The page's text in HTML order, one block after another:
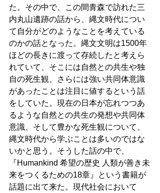
た。その中で、この間青森で訪れた三
内丸山遺跡の話から、縄文時代につい
て自分がどのようなことを考えている
のかの話となった。縄文文明は1500年
ほどの長きに渡って存続したと考えら
れていて、そこには自然との共生や独
自の死生観、さらには強い共同体意識
があったことは注目に値するという話
をしていた。現在の日本が忘れつつあ
るような自然との共生の発想や共同体
意識、そして豊かな死生観について、
縄文時代から学ぶことは多いのではな
いかと思う。そうした話の中で、
『Humankind 希望の歴史 人類が善き未
来をつくるための18章』という書籍が
話題に出て来た。現代社会において